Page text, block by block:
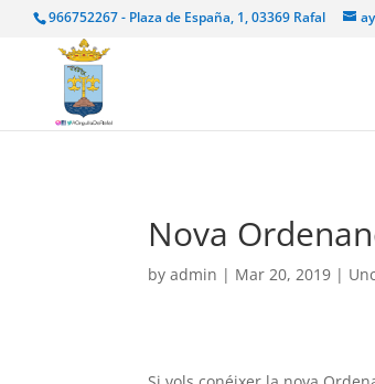
966752267 - Plaza de España, 1, 03369 Rafal
Nova
byadmin | Mar 20, 2019 |